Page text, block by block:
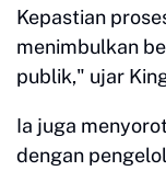
Kepastian
menimbulkan
publik," ujar
Ia juga
dengan